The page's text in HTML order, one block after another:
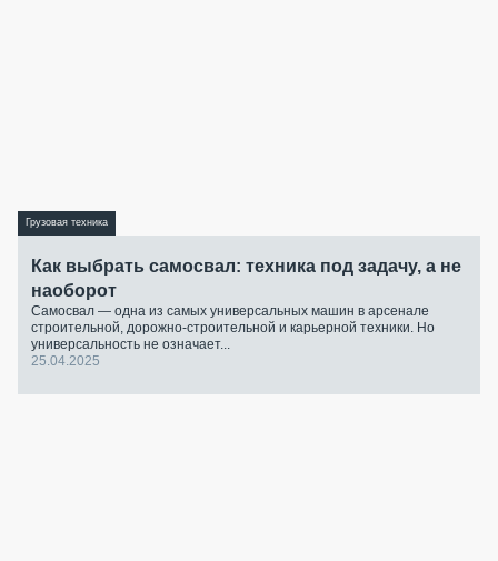
Грузовая техника
Как выбрать самосвал: техника под задачу, а не
наоборот
Самосвал — одна из самых универсальных машин в арсенале
строительной, дорожно-строительной и карьерной техники. Но
универсальность не означает...
25.04.2025